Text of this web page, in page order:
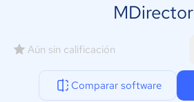
MDirector
Aún sin calificación
Comparar software